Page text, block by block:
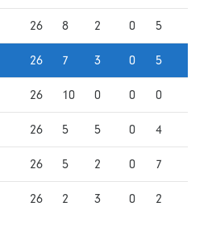
26 8 2 0 5
26 7 3 0 5
26 10 0 0 0
26 5 5 0 4
26 5 2 0 7
26 2 3 0 2